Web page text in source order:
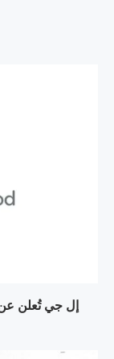
إل جي تُعلن عن